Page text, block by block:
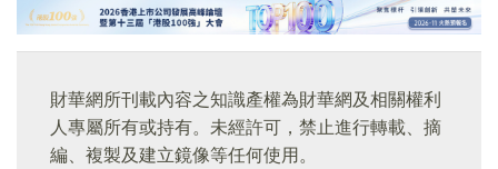
財華網所刊載內容之知識產權為財華網及相關權利
人專屬所有或持有。未經許可，禁止進行轉載、摘
編、複製及建立鏡像等任何使用。